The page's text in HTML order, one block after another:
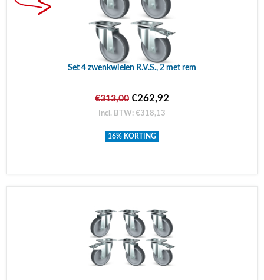
Set 4 zwenkwielen R.V.S., 2 met rem
€313,00 €262,92
Incl. BTW: €318,13
16% KORTING